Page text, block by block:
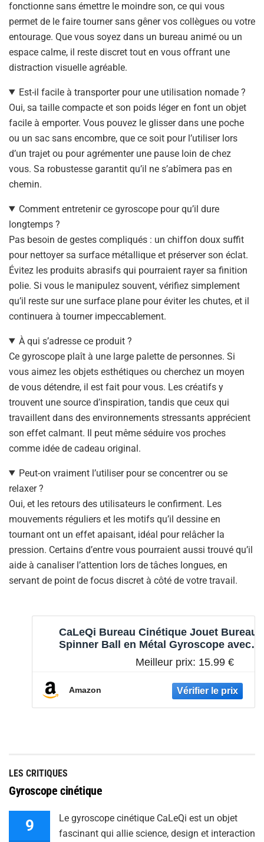
fonctionne sans émettre le moindre son, ce qui vous
permet de le faire tourner sans gêner vos collègues ou votre
entourage. Que vous soyez dans un bureau animé ou un
espace calme, il reste discret tout en vous offrant une
distraction visuelle agréable.
Est-il facile à transporter pour une utilisation nomade ?
Oui, sa taille compacte et son poids léger en font un objet
facile à emporter. Vous pouvez le glisser dans une poche
ou un sac sans encombre, que ce soit pour l’utiliser lors
d’un trajet ou pour agrémenter une pause loin de chez
vous. Sa robustesse garantit qu’il ne s’abîmera pas en
chemin.
Comment entretenir ce gyroscope pour qu’il dure
longtemps ?
Pas besoin de gestes compliqués : un chiffon doux suffit
pour nettoyer sa surface métallique et préserver son éclat.
Évitez les produits abrasifs qui pourraient rayer sa finition
polie. Si vous le manipulez souvent, vérifiez simplement
qu’il reste sur une surface plane pour éviter les chutes, et il
continuera à tourner impeccablement.
À qui s’adresse ce produit ?
Ce gyroscope plaît à une large palette de personnes. Si
vous aimez les objets esthétiques ou cherchez un moyen
de vous détendre, il est fait pour vous. Les créatifs y
trouvent une source d’inspiration, tandis que ceux qui
travaillent dans des environnements stressants apprécient
son effet calmant. Il peut même séduire vos proches
comme idée de cadeau original.
Peut-on vraiment l’utiliser pour se concentrer ou se
relaxer ?
Oui, et les retours des utilisateurs le confirment. Les
mouvements réguliers et les motifs qu’il dessine en
tournant ont un effet apaisant, idéal pour relâcher la
pression. Certains d’entre vous pourraient aussi trouvé qu’il
aide à canaliser l’attention lors de tâches longues, en
servant de point de focus discret à côté de votre travail.
CaLeQi Bureau Cinétique Jouet Bureau
Spinner Ball en Métal Gyroscope avec
Illusion Optique pour Soulager Le
Stress Inspirer La Créativité Intérieure
Meilleur prix: 15.99 €
Amazon
LES CRITIQUES
Gyroscope cinétique
9
Le gyroscope cinétique CaLeQi est un objet
fascinant qui allie science, design et interaction